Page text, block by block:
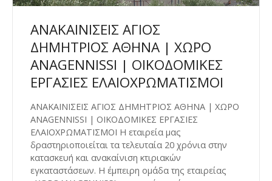
ΑΝΑΚΑΙΝΙΣΕΙΣ ΑΓΙΟΣ
ΔΗΜΗΤΡΙΟΣ ΑΘΗΝΑ | ΧΩΡΟ
ANAGENNISSI | ΟΙΚΟΔΟΜΙΚΕΣ
ΕΡΓΑΣΙΕΣ ΕΛΑΙΟΧΡΩΜΑΤΙΣΜΟΙ
ΑΝΑΚΑΙΝΙΣΕΙΣ ΑΓΙΟΣ ΔΗΜΗΤΡΙΟΣ ΑΘΗΝΑ | ΧΩΡΟ
ANAGENNISSI | ΟΙΚΟΔΟΜΙΚΕΣ ΕΡΓΑΣΙΕΣ
ΕΛΑΙΟΧΡΩΜΑΤΙΣΜΟΙ H εταιρεία μας
δραστηριοποιείται τα τελευταία 20 χρόνια στην
κατασκευή και ανακαίνιση κτιριακών
εγκαταστάσεων. Η έμπειρη ομάδα της εταιρείας